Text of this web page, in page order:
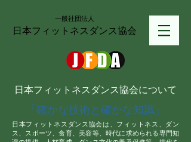
一般社団法人
日本フィットネスダンス協会
日本フィットネスダンス協会について
「確かな技術と確かな知識」
日本フィットネスダンス協会は、フィットネス、ダン
ス、スポーツ、食育、美容等、時代に求められる専門知